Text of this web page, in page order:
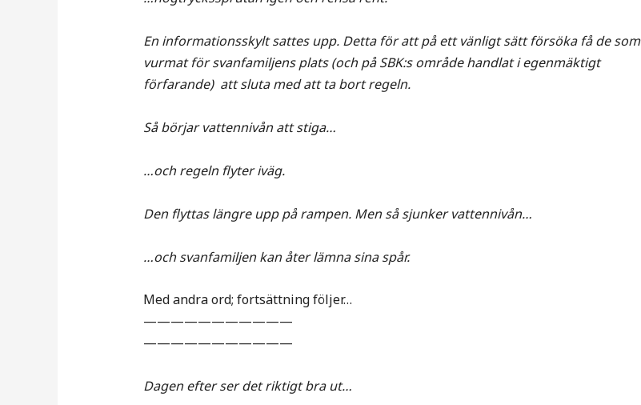
En informationsskylt sattes upp. Detta för att på ett vänligt sätt försöka få de som
vurmat för svanfamiljens plats (och på SBK:s område handlat i egenmäktigt
förfarande) att sluta med att ta bort regeln.
Så börjar vattennivån att stiga…
…och regeln flyter iväg.
Den flyttas längre upp på rampen. Men så sjunker vattennivån…
…och svanfamiljen kan åter lämna sina spår.
Med andra ord; fortsättning följer…
———————————
———————————
Dagen efter ser det riktigt bra ut…